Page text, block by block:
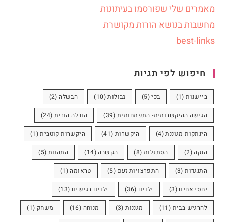
מאמרים שלי שפורסמו בעיתונות
מחשבות בנושא הורות מקושרת
best-links
חיפוש לפי תגיות
ביישנות(1) בכי(5) גבולות(10) הבשלה(2)
הגישה ההיקשרותית- התפתחותית(39) הובלה הורית (24)
הינתקות מגוננת(4) היקשרות (41) היקשרות קוטבית(1)
הנקה(2) הסתגלות (8) הקשבה(14) התהוות (5)
התנגדות(3) התפרצויות זעם (5) טראומה(1)
יחסי אחים (3) ילדים (36) ילדים רגישים (13)
להרגיש בבית (11) מגננות(3) מנוחה (16) משחק (1)